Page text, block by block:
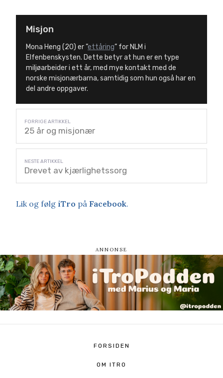
Misjon
Mona Heng (20) er ”ettåring” for NLM i
Elfenbenskysten. Dette betyr at hun er en type
miljøarbeider i ett år, med mye kontakt med de
norske misjonærbarna, samtidig som hun også har en
del andre oppgaver.
25 år og misjonær
Drevet av kjærlighetssorg
Lik og følg iTro på Facebook.
FORSIDEN
OM ITRO